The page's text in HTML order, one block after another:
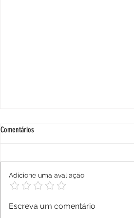
TJPR regulamenta advocacia dativa no
Comentários
Adicione uma avaliação
Escreva um comentário